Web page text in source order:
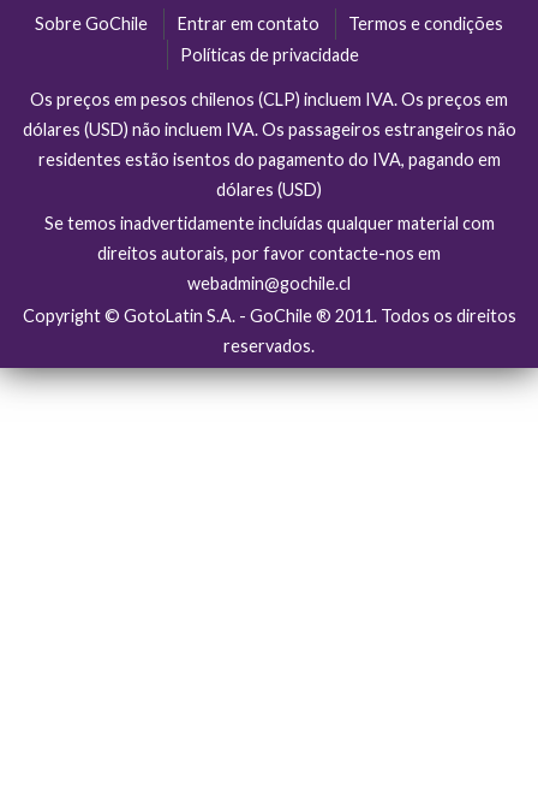
Sobre GoChile Entrar em contato
Termos e condições
Políticas de privacidade
Os preços em pesos chilenos (CLP) incluem IVA. Os preços em
dólares (USD) não incluem IVA. Os passageiros estrangeiros não
residentes estão isentos do pagamento do IVA, pagando em
dólares (USD)
Se temos inadvertidamente incluídas qualquer material com
direitos autorais, por favor contacte-nos em
webadmin@gochile.cl
Copyright © GotoLatin S.A. - GoChile ® 2011. Todos os direitos
reservados.